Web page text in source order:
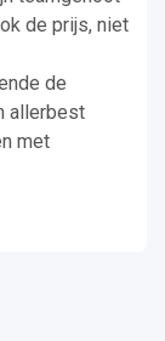
de prijs, niet
de
allerbest
met